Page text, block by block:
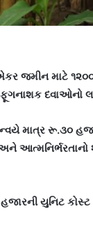
જમીન માટે ૧૨૦૦
દવાઓનો
માત્ર રૂ.૩૦
યુનિટ